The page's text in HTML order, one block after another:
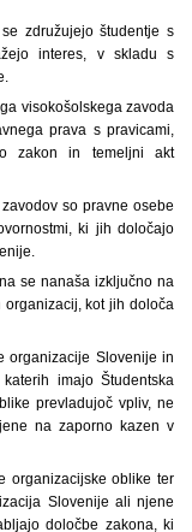
združujejo študentje s
interes, v skladu s
visokošolskega zavoda
prava s pravicami,
zakon in temeljni akt
so pravne osebe
ki jih določajo
se nanaša izključno na
kot jih določa
organizacije Slovenije in
imajo Študentska
prevladujoč vpliv, ne
na zaporno kazen v
organizacijske oblike ter
Slovenije ali njene
določbe zakona, ki